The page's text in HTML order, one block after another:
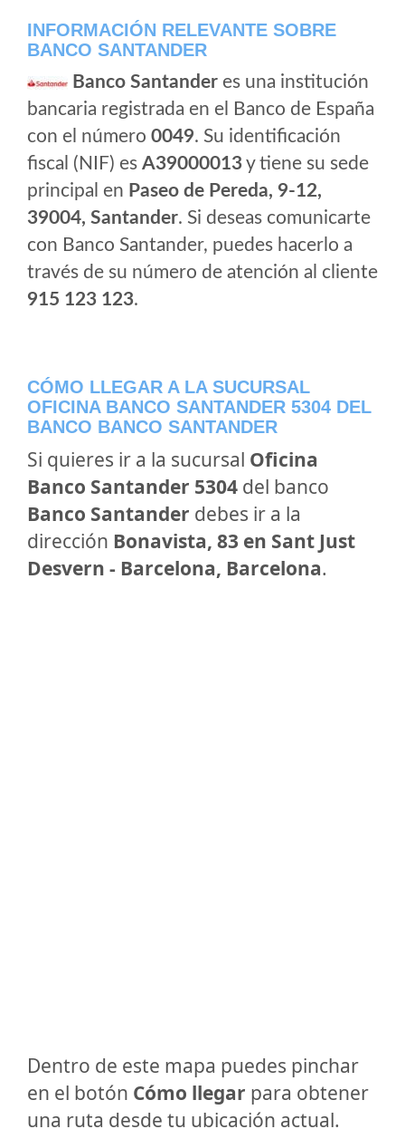
INFORMACIÓN RELEVANTE SOBRE
BANCO SANTANDER
Banco Santander es una institución
bancaria registrada en el Banco de España
con el número 0049. Su identificación
fiscal (NIF) es A39000013y tiene su sede
principal en Paseo de Pereda, 9-12,
39004, Santander. Si deseas comunicarte
con Banco Santander, puedes hacerlo a
través de su número de atención al cliente
915 123 123.
CÓMO LLEGAR A LA SUCURSAL
OFICINA BANCO SANTANDER 5304 DEL
BANCO BANCO SANTANDER
Si quieres ir a la sucursal Oficina
Banco Santander 5304 del banco
Banco Santander debes ir a la
dirección Bonavista, 83 en Sant Just
Desvern - Barcelona, Barcelona.
Dentro de este mapa puedes pinchar
en el botón Cómo llegar para obtener
una ruta desde tu ubicación actual.